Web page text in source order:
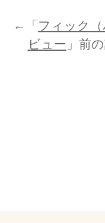
←「 フィック
ビュー 」前